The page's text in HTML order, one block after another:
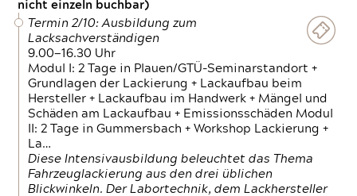
nicht einzeln buchbar)
Termin 2/10: Ausbildung zum
Lacksachverständigen
9.00—16.30 Uhr
Modul I: 2 Tage in Plauen/GTÜ-Seminarstandort +
Grundlagen der Lackierung + Lackaufbau beim
Hersteller + Lackaufbau im Handwerk + Mängel und
Schäden am Lackaufbau + Emissionsschäden Modul
II: 2 Tage in Gummersbach + Workshop Lackierung +
La…
Diese Intensivausbildung beleuchtet das Thema
Fahrzeuglackierung aus den drei üblichen
Blickwinkeln. Der Labortechnik, dem Lackhersteller